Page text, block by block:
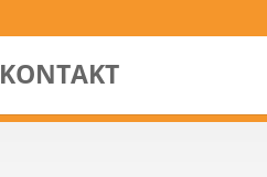
KONTAKT